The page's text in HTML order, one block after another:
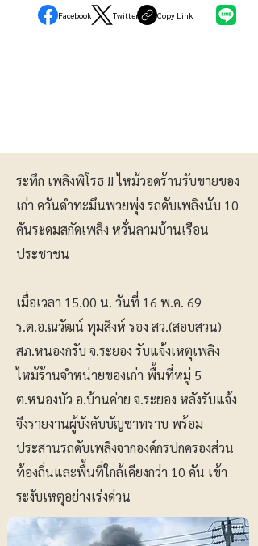
Facebook Twitter Copy Link
ระทึก เพลิงพิโรธ !! ไหม้วอดร้านรับขายของ
เก่า ควันดำทะมึนพวยพุ่ง รถดับเพลิงนับ 10
คันระดมสกัดเพลิง หวั่นลามบ้านเรือน
ประชาชน
เมื่อเวลา 15.00 น. วันที่ 16 พ.ค. 69
ร.ต.อ.ณวัฒน์ ทุมสิงห์ รอง สว.(สอบสวน)
สภ.หนองกรับ จ.ระยอง รับแจ้งเหตุเพลิง
ไหม้ร้านจำหน่ายของเก่า พื้นที่หมู่ 5
ต.หนองบัว อ.บ้านค่าย จ.ระยอง หลังรับแจ้ง
จึงรายงานผู้บังคับบัญชาทราบ พร้อม
ประสานรถดับเพลิงจากองค์กรปกครองส่วน
ท้องถิ่นและพื้นที่ใกล้เคียงกว่า 10 คัน เข้า
ระงับเหตุอย่างเร่งด่วน